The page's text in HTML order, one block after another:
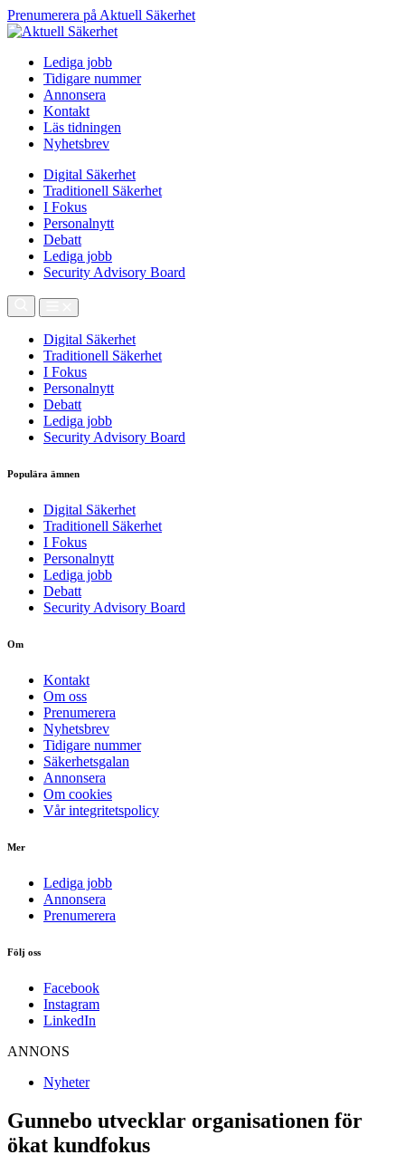
Prenumerera på Aktuell Säkerhet
Lediga jobb
Tidigare nummer
Annonsera
Kontakt
Läs tidningen
Nyhetsbrev
Digital Säkerhet
Traditionell Säkerhet
I Fokus
Personalnytt
Debatt
Lediga jobb
Security Advisory Board
Digital Säkerhet
Traditionell Säkerhet
I Fokus
Personalnytt
Debatt
Lediga jobb
Security Advisory Board
Populära ämnen
Digital Säkerhet
Traditionell Säkerhet
I Fokus
Personalnytt
Lediga jobb
Debatt
Security Advisory Board
Om
Kontakt
Om oss
Prenumerera
Nyhetsbrev
Tidigare nummer
Säkerhetsgalan
Annonsera
Om cookies
Vår integritetspolicy
Mer
Lediga jobb
Annonsera
Prenumerera
Följ oss
Facebook
Instagram
LinkedIn
ANNONS
Nyheter
Gunnebo utvecklar organisationen för
ökat kundfokus